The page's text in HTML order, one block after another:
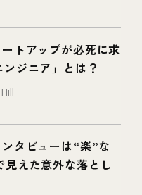
トアップが必死に求
ジニア」とは？
タビューは“楽”な
見えた意外な落とし